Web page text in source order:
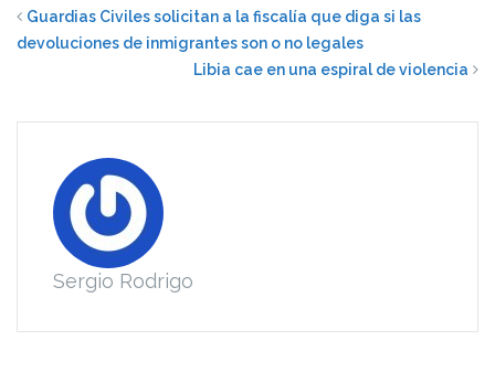
Guardias Civiles solicitan a la fiscalía que diga si las
devoluciones de inmigrantes son o no legales
Libia cae en una espiral de violencia
Sergio Rodrigo